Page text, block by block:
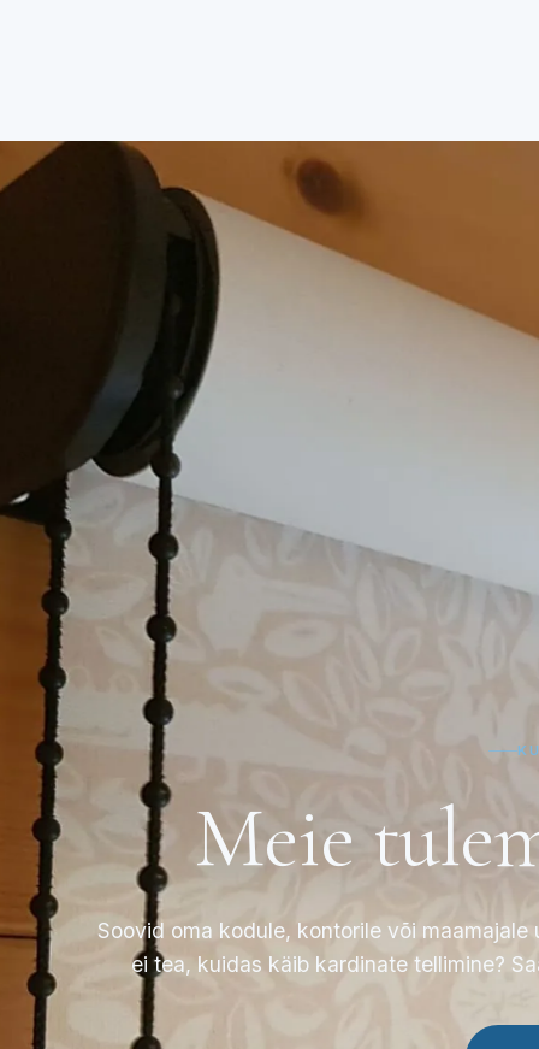
Meie
Soovid oma kodule, kontorile või
ei tea, kuidas käib kardinate tellimine?